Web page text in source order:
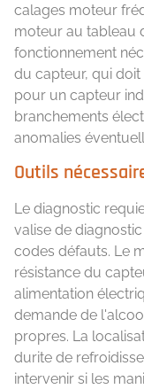
calages moteur
moteur au tableau
fonctionnement
du capteur, qui doit
pour un capteur
branchements
anomalies
Outils
Le diagnostic
valise de
codes défauts. Le
résistance du
alimentation
demande de
propres. La
durite de
intervenir si les